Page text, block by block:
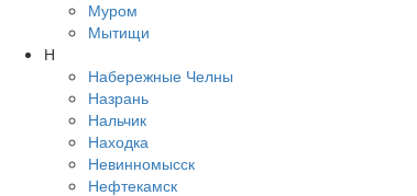
Муром
Мытищи
Н
Набережные Челны
Назрань
Нальчик
Находка
Невинномысск
Нефтекамск